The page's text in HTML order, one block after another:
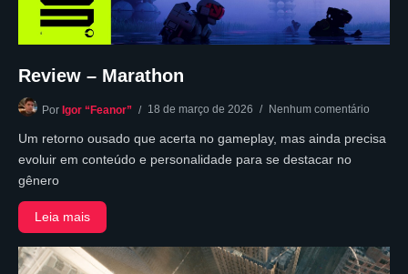
Review – Marathon
Por Igor “Feanor” 18 de março de 2026 Nenhum comentário
Um retorno ousado que acerta no gameplay, mas ainda precisa
evoluir em conteúdo e personalidade para se destacar no
gênero
Leia mais